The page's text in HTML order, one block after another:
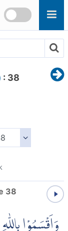
: 38
38
وَاَقْسَمُوْا